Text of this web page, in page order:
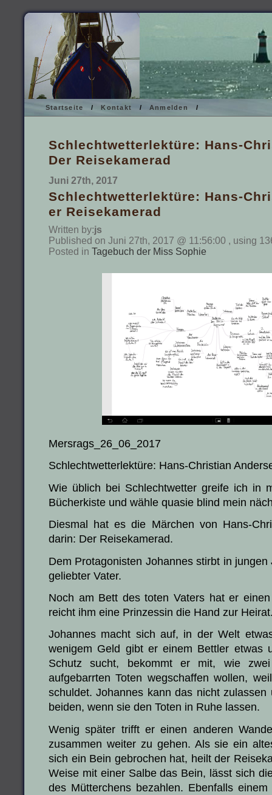
Startseite / Kontakt / Anmelden /
Schlechtwetterlektüre: Hans-
Der Reisekamerad
Juni 27th, 2017
Schlechtwetterlektüre: Hans-
er Reisekamerad
Written by:js
Published on Juni 27th, 2017 @ 11:56:00 , using
Posted in Tagebuch der Miss Sophie
Mersrags_26_06_2017
Schlechtwetterlektüre: Hans-Christian
Wie üblich bei Schlechtwetter greife ich in
Bücherkiste und wähle quasie blind mein
Diesmal hat es die Märchen von Hans-
darin: Der Reisekamerad.
Dem Protagonisten Johannes stirbt in
geliebter Vater.
Noch am Bett des toten Vaters hat er
reicht ihm eine Prinzessin die Hand zur
Johannes macht sich auf, in der Welt
wenigem Geld gibt er einem Bettler etwas
Schutz sucht, bekommt er mit, wie
aufgebarrten Toten wegschaffen wollen,
schuldet. Johannes kann das nicht
beiden, wenn sie den Toten in Ruhe lassen.
Wenig später trifft er einen anderen
zusammen weiter zu gehen. Als sie ein
sich ein Bein gebrochen hat, heilt der
Weise mit einer Salbe das Bein, lässt sich
des Mütterchens bezahlen. Ebenfalls